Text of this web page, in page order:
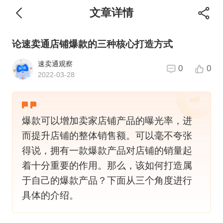
文章详情
论速卖通店铺爆款的三种核心打造方式
速卖通观察
2022-03-28
0 0
爆款可以增加卖家店铺产品的曝光率，进
而提升店铺的整体销售额。可以毫不夸张
得说，拥有一款爆款产品对店铺的销量起
着十分重要的作用。那么，该如何打造属
于自己的爆款产品？下面从三个角度进行
具体的介绍。